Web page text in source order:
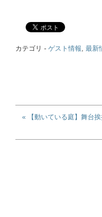
カテゴリ - ゲスト情報 最新
« 【動いている庭】舞台